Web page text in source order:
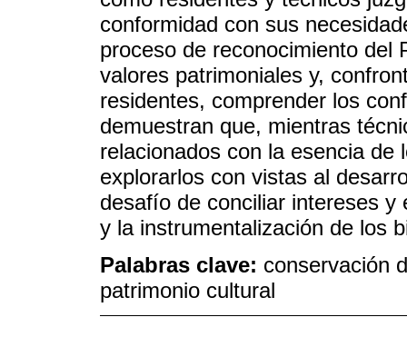
conformidad con sus
proceso de reconocimiento del
valores patrimoniales y,
residentes, comprender los
demuestran que, mientras
relacionados con la esencia de
explorarlos con vistas al
desafío de conciliar intereses y
y la instrumentalización de los
Palabras clave: conservación
patrimonio cultural